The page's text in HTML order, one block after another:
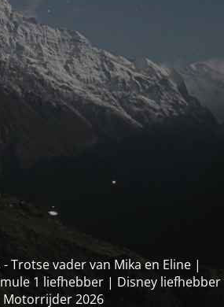
Trotse vader van Mika en Eline |
1 liefhebber | Disney liefhebber
2026